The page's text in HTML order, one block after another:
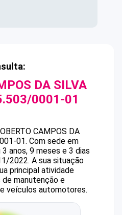
DA SILVA
0001-01
CAMPOS DA
01. Com sede em
anos, 9 meses e 3 dias
2022. A sua situação
principal atividade
manutenção e
veículos automotores.